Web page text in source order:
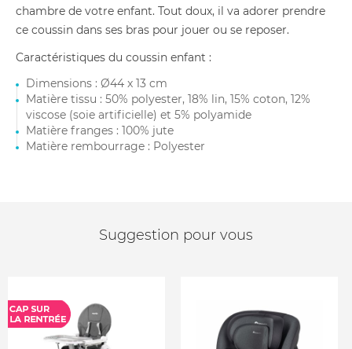
chambre de votre enfant. Tout doux, il va adorer prendre
ce coussin dans ses bras pour jouer ou se reposer.
Caractéristiques du coussin enfant :
Dimensions : Ø44 x 13 cm
Matière tissu : 50% polyester, 18% lin, 15% coton, 12%
viscose (soie artificielle) et 5% polyamide
Matière franges : 100% jute
Matière rembourrage : Polyester
Suggestion pour vous